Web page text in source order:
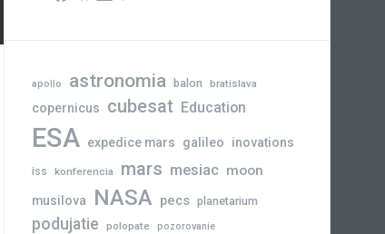
apollo astronomia balon bratislava
copernicus cubesat Education
ESA expedice mars galileo inovations
iss konferencia mars mesiac moon
musilova NASA pecs planetarium
podujatie polopate pozorovanie